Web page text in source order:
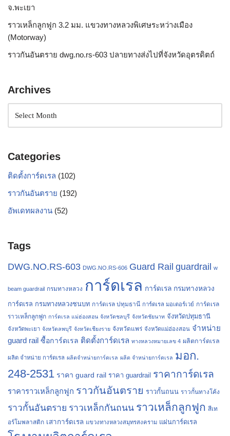
จ.พะเยา
ราวเหล็กลูกฟูก 3.2 มม. แขวงทางหลวงพิเศษระหว่างเมือง
(Motorway)
ราวกันอันตราย dwg.no.rs-603 ปลายทางส่งไปที่จังหวัดอุตรดิตถ์
Archives
Categories
ติดตั้งการ์ดเรล (102)
ราวกันอันตราย (192)
อัพเดทผลงาน (52)
Tags
DWG.NO.RS-603 DWG.NO.RS-606 Guard Rail guardrail w
beam guardrail กรมทางหลวง การ์ดเรล การ์ดเรล กรมทางหลวง
การ์ดเรล กรมทางหลวงชนบท การ์ดเรล ปทุมธานี การ์ดเรล มอเตอร์เวย์ การ์ดเรล
ราวเหล็กลูกฟูก การ์ดเรล แม่ฮ่องสอน จังหวัดชลบุรี จังหวัดชัยนาท จังหวัดปทุมธานี
จังหวัดพะเยา จังหวัดลพบุรี จังหวัดเชียงราย จังหวัดแพร่ จังหวัดแม่ฮ่องสอน จำหน่าย
guard rail ซื้อการ์ดเรล ติดตั้งการ์ดเรล ทางหลวงหมายเลข 4 ผลิตการ์ดเรล
ผลิต จำหน่าย การ์ดเรล ผลิตจำหน่ายการ์ดเรล ผลิต จำหน่ายการ์ดเรล มอก.
248-2531 ราคา guard rail ราคา guardrail ราคาการ์ดเรล
ราคาราวเหล็กลูกฟูก ราวกันอันตราย ราวกั้นถนน ราวกั้นทางโค้ง
ราวกั้นอันตราย ราวเหล็กกันถนน ราวเหล็กลูกฟูก สีเท
อร์โมพลาสติก เสาการ์ดเรล แขวงทางหลวงสมุทรสงคราม แผ่นการ์ดเรล